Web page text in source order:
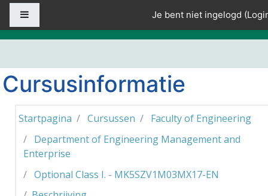
Ga naar hoofdinhoud
Je bent niet ingelogd (
Cursusinformatie
Startpagina Cursussen
Faculty of Engineering
Department of Engineering Management and
Enterprise
Optional Class I. - MK5SZV1M03MX17-EN